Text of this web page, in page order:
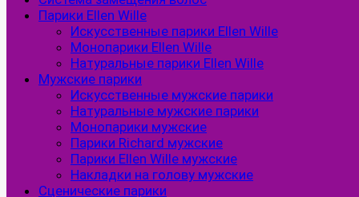
Парики Ellen Wille
Искусственные парики Ellen Wille
Монопарики Ellen Wille
Натуральные парики Ellen Wille
Мужские парики
Искусственные мужские парики
Натуральные мужские парики
Монопарики мужские
Парики Richard мужские
Парики Ellen Wille мужские
Накладки на голову мужские
Сценические парики